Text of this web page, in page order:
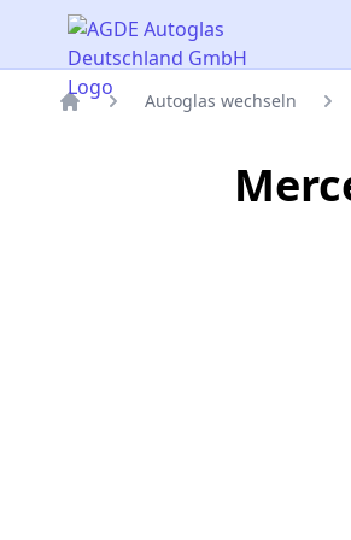
AGDE Autoglas Deutschland
Autoglas wechseln